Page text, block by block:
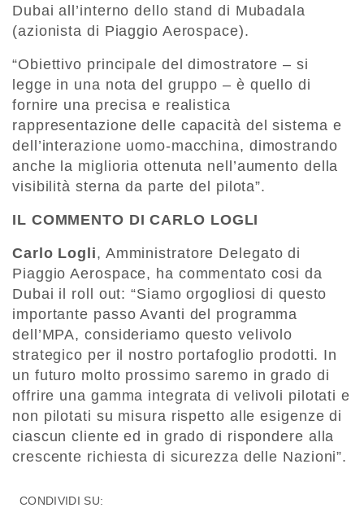
Dubai all’interno dello stand di Mubadala
(azionista di Piaggio Aerospace).
“Obiettivo principale del dimostratore – si
legge in una nota del gruppo – è quello di
fornire una precisa e realistica
rappresentazione delle capacità del sistema e
dell’interazione uomo-macchina, dimostrando
anche la miglioria ottenuta nell’aumento della
visibilità sterna da parte del pilota”.
IL COMMENTO DI CARLO LOGLI
Carlo Logli, Amministratore Delegato di
Piaggio Aerospace, ha commentato cosi da
Dubai il roll out: “Siamo orgogliosi di questo
importante passo Avanti del programma
dell’MPA, consideriamo questo velivolo
strategico per il nostro portafoglio prodotti. In
un futuro molto prossimo saremo in grado di
offrire una gamma integrata di velivoli pilotati e
non pilotati su misura rispetto alle esigenze di
ciascun cliente ed in grado di rispondere alla
crescente richiesta di sicurezza delle Nazioni”.
CONDIVIDI SU: